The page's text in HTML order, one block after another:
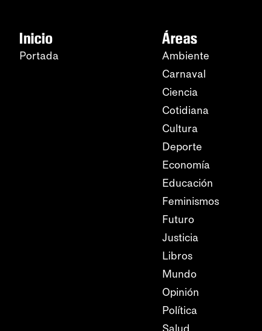
Inicio
Portada
Áreas
Ambiente
Carnaval
Ciencia
Cotidiana
Cultura
Deporte
Economía
Educación
Feminismos
Futuro
Justicia
Libros
Mundo
Opinión
Política